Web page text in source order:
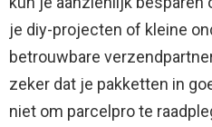
je diy-projecten of kleine
betrouwbare
zeker dat je pakketten in
niet om parcelpro te